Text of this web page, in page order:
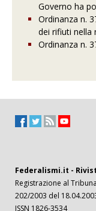
Governo ha
Ordinanza n.
dei rifiuti nella
Ordinanza n.
Federalismi.it -
Registrazione al
202/2003 del
ISSN 1826-3534